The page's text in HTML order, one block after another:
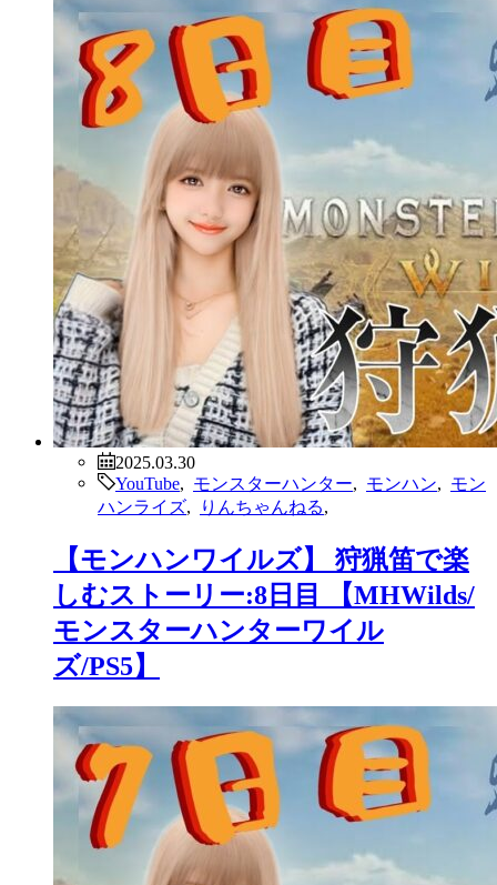
2025.03.30
YouTube
モンスターハンター モンハン
モン
ハンライズ
りんちゃんねる
【モンハンワイルズ】 狩猟笛で楽
しむストーリー:8日目 【MHWilds/
モンスターハンターワイル
ズ/PS5】